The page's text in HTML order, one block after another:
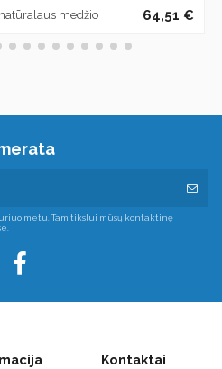
medžio 64,51 €
metu. Tam tikslui mūsų kontaktinę
Kontaktai